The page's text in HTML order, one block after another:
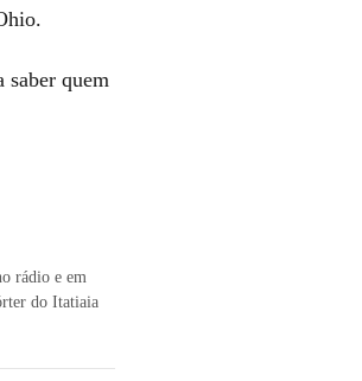
quem
rádio e em
do Itatiaia